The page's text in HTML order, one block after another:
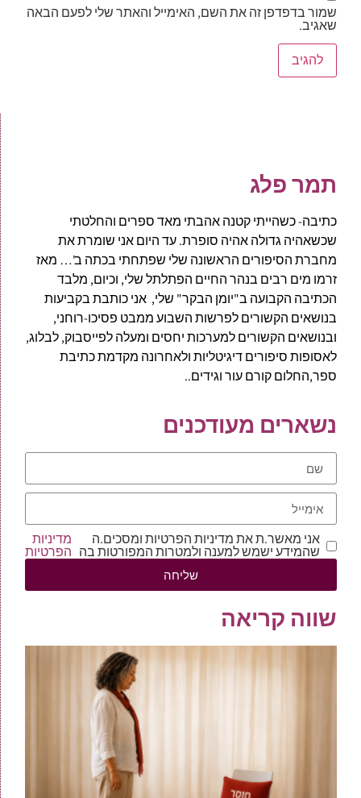
תמר פלג
כתיבה- כשהייתי קטנה אהבתי מאד ספרים והחלטתי
שכשאהיה גדולה אהיה סופרת. עד היום אני שומרת את
מחברת הסיפורים הראשונה שלי שפתחתי בכתה ב'… מאז
זרמו מים רבים בנהר החיים הפתלתל שלי, וכיום, מלבד
הכתיבה הקבועה ב"יומן הבקר" שלי, אני כותבת בקביעות
בנושאים הקשורים לפרשות השבוע ממבט פסיכו-רוחני,
ובנושאים הקשורים למערכות יחסים ומעלה לפייסבוק, לבלוג,
לאסופות סיפורים דיגיטליות ולאחרונה מקדמת כתיבת
ספר,החלום קורם עור וגידים..
נשארים מעודכנים
אני מאשר.ת את מדיניות הפרטיות ומסכים.ה
שהמידע ישמש למענה ולמטרות המפורטות בה
מדיניות
הפרטיות
שליחה
שווה קריאה
שמור בדפדפן זה את השם, האימייל והאתר שלי לפעם הבאה
שאגיב.